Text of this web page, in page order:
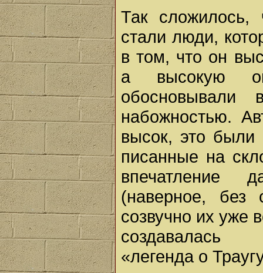
Так сложилось,
стали люди,
в том, что он
а высокую
обосновывали
набожностью.
высок, это были
писанные на
впечатление
(наверное, без
созвучно их уже
создавалась
«легенда о